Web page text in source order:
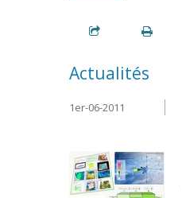
Actualités
1er-06-2011